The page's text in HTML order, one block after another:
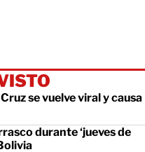
se vuelve viral y causa
durante ‘jueves de